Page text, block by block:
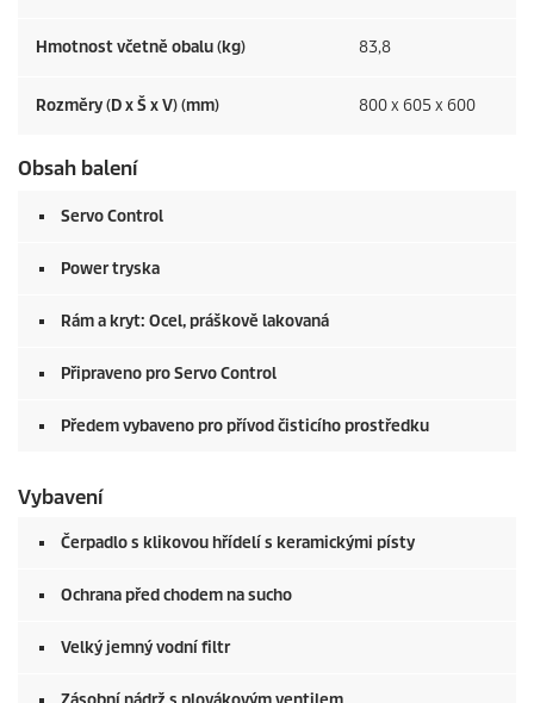
Hmotnost včetně obalu (kg) 83,8
Rozměry (D x Š x V) (mm) 800 x 605 x 600
Obsah balení
Servo Control
Power tryska
Rám a kryt: Ocel, práškově lakovaná
Připraveno pro Servo Control
Předem vybaveno pro přívod čisticího prostředku
Vybavení
Čerpadlo s klikovou hřídelí s keramickými písty
Ochrana před chodem na sucho
Velký jemný vodní filtr